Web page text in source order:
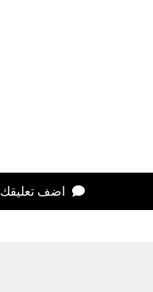
اضف تعليقك